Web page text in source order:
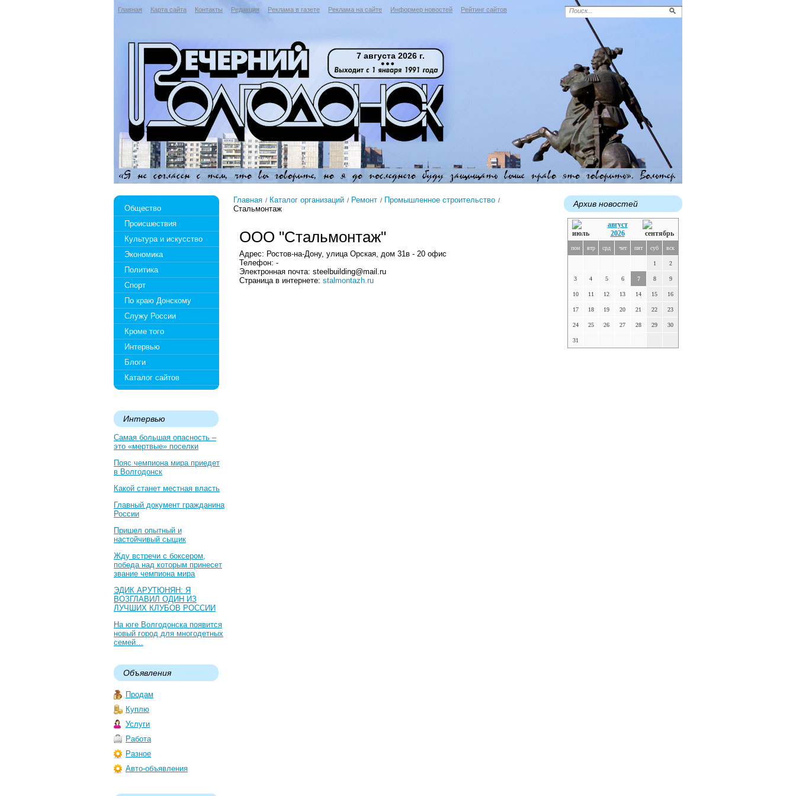
Главная Карта сайта Контакты Редакция Реклама в газете Реклама на сайте Информер новостей Рейтинг сайтов
7 августа 2026 г.
Общество
Происшествия
Культура и искусство
Экономика
Политика
Спорт
По краю Донскому
Служу России
Кроме того
Интервью
Блоги
Каталог сайтов
Интервью
Самая большая опасность –
это «мертвые» поселки
Пояс чемпиона мира приедет
в Волгодонск
Какой станет местная власть
Главный документ гражданина
России
Пришел опытный и
настойчивый сыщик
Жду встречи с боксером,
победа над которым принесет
звание чемпиона мира
ЭДИК АРУТЮНЯН: Я
ВОЗГЛАВИЛ ОДИН ИЗ
ЛУЧШИХ КЛУБОВ РОССИИ
На юге Волгодонска появится
новый город для многодетных
семей…
Объявления
Продам
Куплю
Услуги
Работа
Разное
Авто-объявления
Главная Каталог организаций Ремонт
Промышленное строительство
Стальмонтаж
ООО "Стальмонтаж"
Адрес: Ростов-на-Дону, улица Орская, дом 31в - 20 офис
Телефон: -
Электронная почта: steelbuilding@mail.ru
Страница в интернете: stalmontazh.ru
Архив новостей
август
2026
пон втр срд чет пят суб вск
1 2
3 4 5 6 7 8 9
10 11 12 13 14 15 16
17 18 19 20 21 22 23
24 25 26 27 28 29 30
31